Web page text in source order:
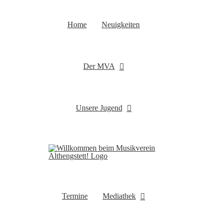
Home Neuigkeiten
Der MVA
Unsere Jugend
Termine Mediathek